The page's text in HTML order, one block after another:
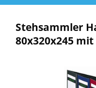
Stehsammler
80x320x245